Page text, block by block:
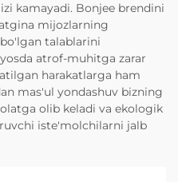
kamayadi. Bonjee brendini
mijozlarning
talablarini
atrof-muhitga zarar
harakatlarga ham
mas'ul yondashuv bizning
olib keladi va ekologik
iste'molchilarni jalb